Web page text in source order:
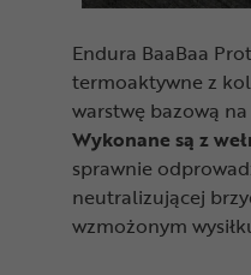
Endura BaaBaa
termoaktywne z
warstwę bazową
Wykonane są z
sprawnie
neutralizującej
wzmożonym